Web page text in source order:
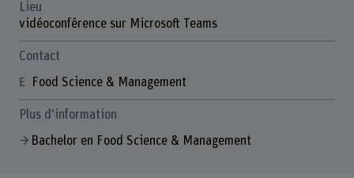
Lieu
vidéoconférence sur Microsoft Teams
Contact
Food Science & Management
Plus d'information
Bachelor en Food Science & Management